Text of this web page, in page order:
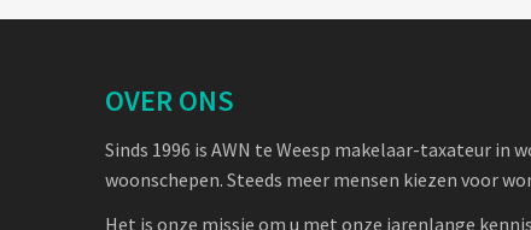
OVER ONS
Sinds 1996 is AWN te Weesp makelaar-taxateur in
woonschepen. Steeds meer mensen kiezen voor
Het is onze missie om u met onze jarenlange